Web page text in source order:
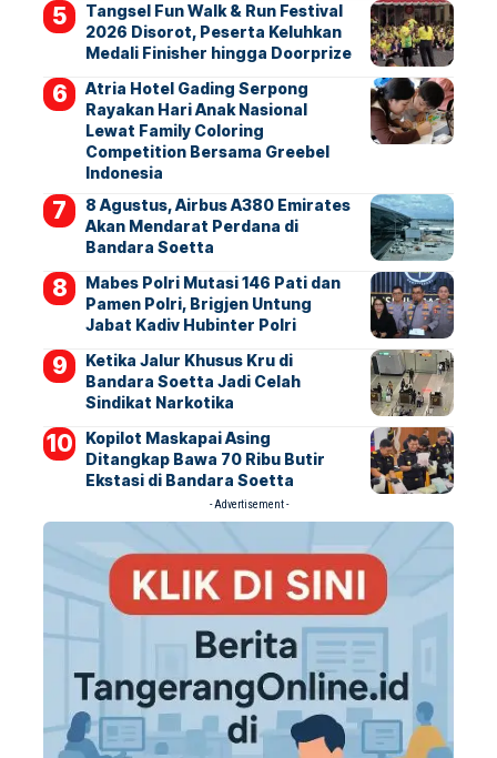
Tangsel Fun Walk & Run Festival
2026 Disorot, Peserta Keluhkan
Medali Finisher hingga Doorprize
Atria Hotel Gading Serpong
Rayakan Hari Anak Nasional
Lewat Family Coloring
Competition Bersama Greebel
Indonesia
8 Agustus, Airbus A380 Emirates
Akan Mendarat Perdana di
Bandara Soetta
Mabes Polri Mutasi 146 Pati dan
Pamen Polri, Brigjen Untung
Jabat Kadiv Hubinter Polri
Ketika Jalur Khusus Kru di
Bandara Soetta Jadi Celah
Sindikat Narkotika
Kopilot Maskapai Asing
Ditangkap Bawa 70 Ribu Butir
Ekstasi di Bandara Soetta
- Advertisement -